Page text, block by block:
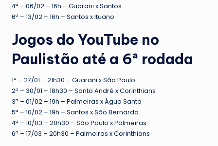
4ª – 06/02 – 16h – Guarani x Santos
6ª – 13/02 – 16h – Santos x Ituano
Jogos do YouTube no
Paulistão até a 6ª rodada
1ª – 27/01 – 21h30 – Guarani x São Paulo
2ª – 30/01 – 18h30 – Santo André x Corinthians
3ª – 01/02 – 19h – Palmeiras x Água Santa
5ª – 10/02 – 19h – Santos x São Bernardo
4ª – 10/03 – 20h30 – São Paulo x Palmeiras
6ª – 17/03 – 20h30 – Palmeiras x Corinthians